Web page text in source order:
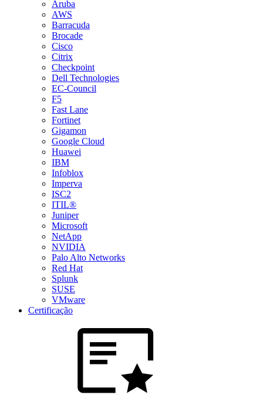
Aruba
AWS
Barracuda
Brocade
Cisco
Citrix
Checkpoint
Dell Technologies
EC-Council
F5
Fast Lane
Fortinet
Gigamon
Google Cloud
Huawei
IBM
Infoblox
Imperva
ISC2
ITIL®
Juniper
Microsoft
NetApp
NVIDIA
Palo Alto Networks
Red Hat
Splunk
SUSE
VMware
Certificação